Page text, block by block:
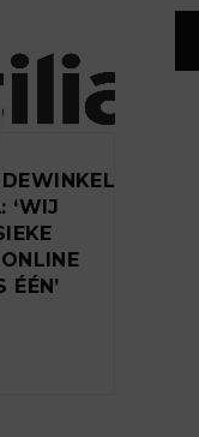
‘WIJ
ÉÉN’